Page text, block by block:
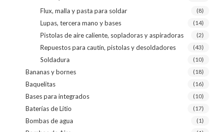
Flux, malla y pasta para soldar (8)
Lupas, tercera mano y bases (14)
Pistolas de aire caliente, sopladoras y aspiradoras (2)
Repuestos para cautín, pistolas y desoldadores (43)
Soldadura (10)
Bananas y bornes (18)
Baquelitas (16)
Bases para integrados (10)
Baterías de Litio (17)
Bombas de agua (1)